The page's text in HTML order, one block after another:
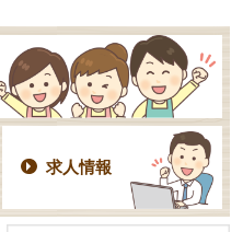
求人情報